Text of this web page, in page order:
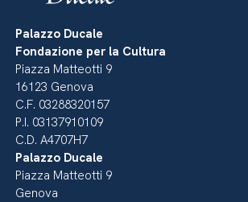
Palazzo Ducale
Fondazione per la Cultura
Piazza Matteotti 9
16123 Genova
C.F. 03288320157
P.I. 03137910109
C.D. A4707H7
Palazzo Ducale
Piazza Matteotti 9
Genova